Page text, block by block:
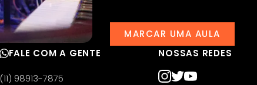
MARCAR UMA AULA
FALE COM A GENTE
(11) 98913-7875
NOSSAS REDES